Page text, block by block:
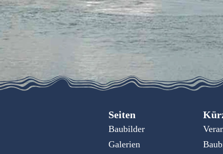
Seiten
Baubilder
Galerien